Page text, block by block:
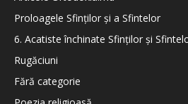
Proloagele Sfinților și a Sfintelor
6. Acatiste închinate Sfinților și
Rugăciuni
Fără categorie